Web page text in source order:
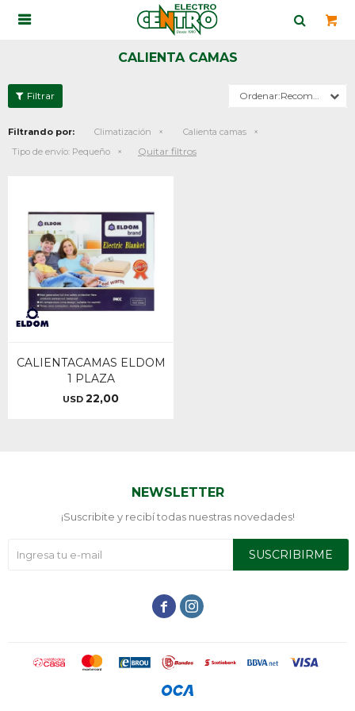

CALIENTA CAMAS
Recomendados
Filtrando por: Climatización
Calienta camas
Tipo de envío: Pequeño Quitar filtros
CALIENTACAMAS ELDOM
1 PLAZA
USD 22,00
NEWSLETTER
¡Suscribite y recibí todas nuestras novedades!
SUSCRIBIRME
 